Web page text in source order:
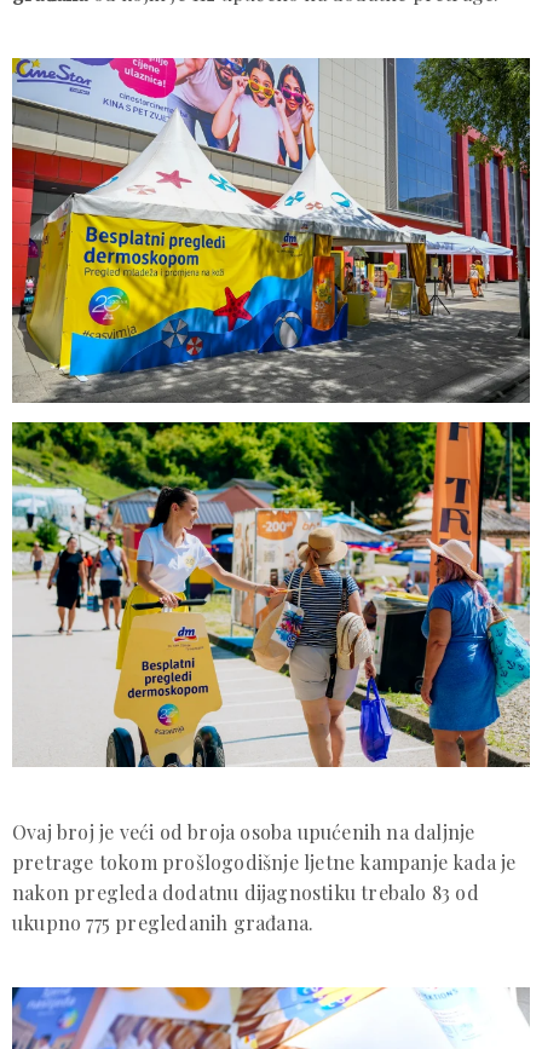
Ovaj broj je veći od broja osoba upućenih na daljnje
pretrage tokom prošlogodišnje ljetne kampanje kada je
nakon pregleda dodatnu dijagnostiku trebalo 83 od
ukupno 775 pregledanih građana.